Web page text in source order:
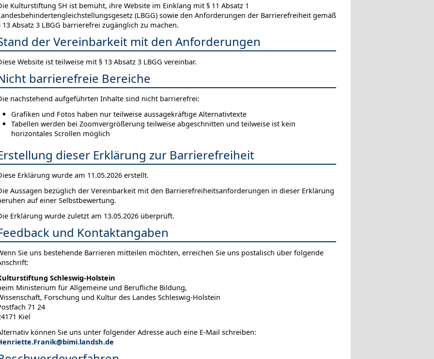
Kulturstiftung SH ist bemüht, ihre Website im Einklang mit § 11 Absatz 1
(LBGG) sowie den Anforderungen der Barrierefreiheit gemäß
13 Absatz 3 LBGG barrierefrei zugänglich zu machen.
der Vereinbarkeit mit den Anforderungen
Website ist teilweise mit § 13 Absatz 3 LBGG vereinbar.
barrierefreie Bereiche
nachstehend aufgeführten Inhalte sind nicht barrierefrei:
Grafiken und Fotos haben nur teilweise aussagekräftige Alternativtexte
Tabellen werden bei Zoomvergrößerung teilweise abgeschnitten und teilweise ist kein
horizontales Scrollen möglich
dieser Erklärung zur Barrierefreiheit
Erklärung wurde am 11.05.2026 erstellt.
Aussagen bezüglich der Vereinbarkeit mit den Barrierefreiheitsanforderungen in dieser Erklärung
auf einer Selbstbewertung.
Erklärung wurde zuletzt am 13.05.2026 überprüft.
und Kontaktangaben
Sie uns bestehende Barrieren mitteilen möchten, erreichen Sie uns postalisch über folgende
Schleswig-Holstein
Ministerium für Allgemeine und Berufliche Bildung,
Forschung und Kultur des Landes Schleswig-Holstein
71 24
Kiel
können Sie uns unter folgender Adresse auch eine E-Mail schreiben: